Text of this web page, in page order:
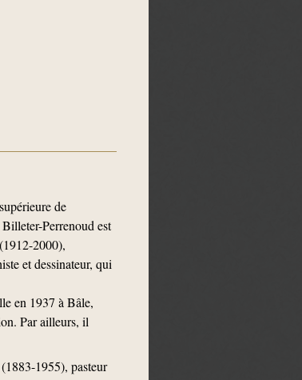
de
Perrenoud est
2000),
et dessinateur, qui
en 1937 à Bâle,
Par ailleurs, il
1955), pasteur